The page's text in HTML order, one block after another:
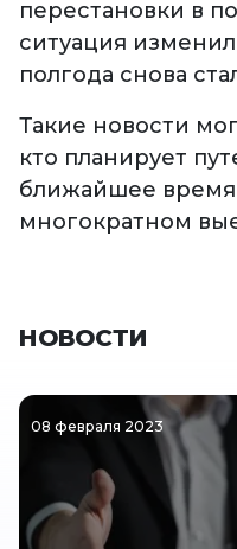
перестановки в
ситуация
полгода снова
Такие новости
кто планирует
ближайшее время
многократном
НОВОСТИ
08 февраля 2023